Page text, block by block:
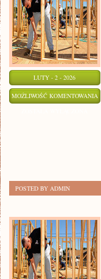
LUTY - 2 - 2026
MOŻLIWOŚĆ KOMENTOWANIA
POSTED BY ADMIN